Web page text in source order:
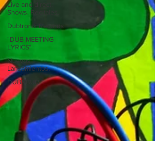
Live and direct.
Shows. Recitales.
Dubtronik Records
"DUB MEETING
LYRICS"
Nuevos
Lanzamientos.
DUB&BUD